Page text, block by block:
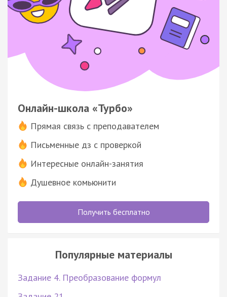
Онлайн-школа «Турбо»
Прямая связь с преподавателем
Письменные дз с проверкой
Интересные онлайн-занятия
Душевное комьюнити
Получить бесплатно
Популярные материалы
Задание 4. Преобразование формул